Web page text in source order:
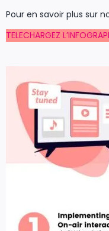
Pour en savoir plus sur
TELECHARGEZ